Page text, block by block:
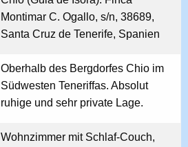
Montimar C. Ogallo, s/n, 38689,
Santa Cruz de Tenerife, Spanien
Oberhalb des Bergdorfes Chio im
Südwesten Teneriffas. Absolut
ruhige und sehr private Lage.
Wohnzimmer mit Schlaf-Couch,